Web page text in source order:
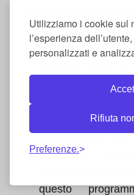
Utilizziamo i cookie sul
l’esperienza
personalizzati e
Rifiuta
Preferenze.
vivere tranquillo
Il corso
stress in modo
pensieri negativi e
benessere.
questo